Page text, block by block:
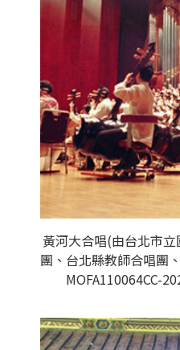
黃河大合唱(由台北市
團、台北縣教師合唱團
MOFA110064CC-